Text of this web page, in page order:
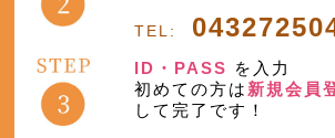
TEL:
ID・PASS を入力
初めての方は 新規会員
して完了です！